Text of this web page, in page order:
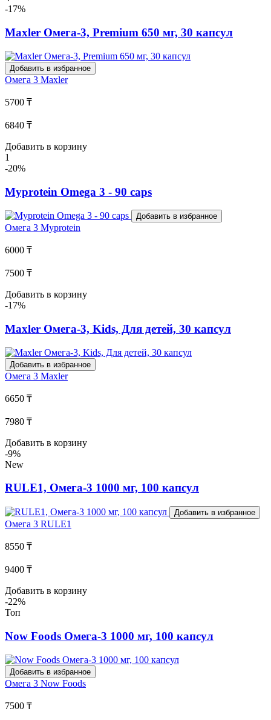
-17%
Maxler Омега-3, Premium 650 мг, 30 капсул
Добавить в избранное
Омега 3 Maxler
5700 ₸
6840 ₸
Добавить в корзину
1
-20%
Myprotein Omega 3 - 90 caps
Добавить в избранное
Омега 3 Myprotein
6000 ₸
7500 ₸
Добавить в корзину
-17%
Maxler Омега-3, Kids, Для детей, 30 капсул
Добавить в избранное
Омега 3 Maxler
6650 ₸
7980 ₸
Добавить в корзину
-9%
New
RULE1, Омега-3 1000 мг, 100 капсул
Добавить в избранное
Омега 3 RULE1
8550 ₸
9400 ₸
Добавить в корзину
-22%
Топ
Now Foods Омега-3 1000 мг, 100 капсул
Добавить в избранное
Омега 3 Now Foods
7500 ₸